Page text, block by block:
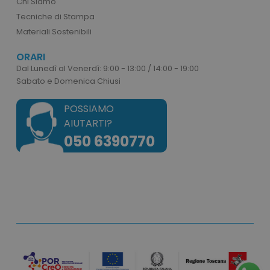
Tecniche di Stampa
Materiali Sostenibili
ORARI
Dal Lunedì al Venerdì: 9:00 - 13:00 / 14:00 - 19:00
Sabato e Domenica Chiusi
POSSIAMO
AIUTARTI?
050 6390770
necessari.
Nome
utm_campaign
recently_viewed_product_previous
Adobe Inc.